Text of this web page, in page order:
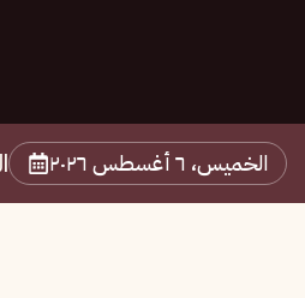
الخميس، ٦ أغسطس ٢٠٢٦